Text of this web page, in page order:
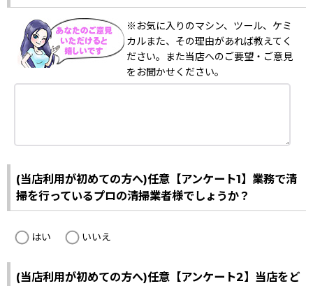
※お気に入りのマシン、ツール、ケミ
カルまた、その理由があれば教えてく
ださい。また当店へのご要望・ご意見
をお聞かせください。
(当店利用が初めての方へ)任意【アンケート1】業務で清
掃を行っているプロの清掃業者様でしょうか？
はい いいえ
(当店利用が初めての方へ)任意【アンケート2】当店をど